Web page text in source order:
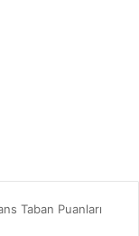
Taban Puanları